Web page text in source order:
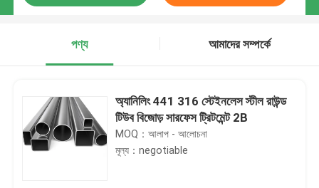
পণ্য
আমাদের সম্পর্কে
অ্যানিলিং 441 316 স্টেইনলেস স্টীল রাউন্ড
টিউব বিজোড় সারফেস ট্রিটমেন্ট 2B
MOQ：আলাপ - আলোচনা
মূল্য：negotiable